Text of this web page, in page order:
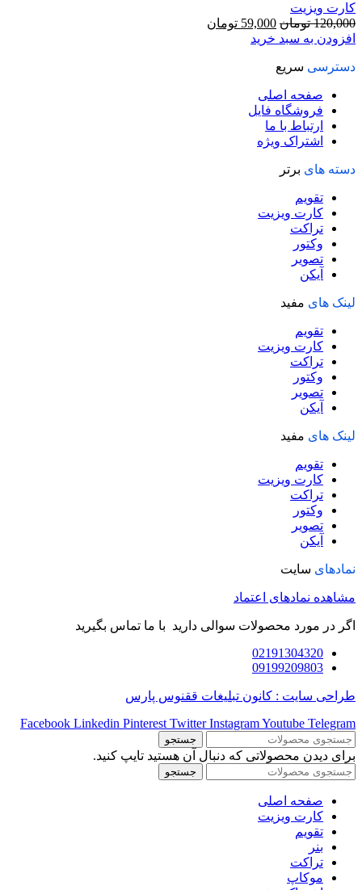
کارت ویزیت
120,000 تومان قیمت
اصلی
بود.
59,000 تومان
افزودن به سبد خرید
دسترسی سریع
صفحه اصلی
فروشگاه فایل
ارتباط با ما
اشتراک ویژه
دسته های برتر
تقویم
کارت ویزیت
تراکت
وکتور
تصویر
آیکن
لینک های مفید
تقویم
کارت ویزیت
تراکت
وکتور
تصویر
آیکن
لینک های مفید
تقویم
کارت ویزیت
تراکت
وکتور
تصویر
آیکن
نمادهای سایت
مشاهده نمادهای اعتماد
اگر در مورد محصولات سوالی دارید با ما تماس بگیرید
02191304320
09199209803
طراحی سایت : کانون تبلیغات ققنوس پارس
Facebook Linkedin Pinterest Twitter InstagramYoutube Telegram
جستجو
برای دیدن محصولاتی که دنبال آن هستید تایپ کنید.
جستجو
صفحه اصلی
کارت ویزیت
تقویم
بنر
تراکت
موکاپ